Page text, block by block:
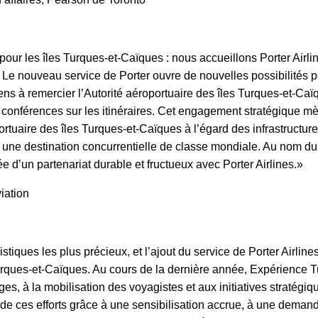
les îles Turques-et-Caïques : nous accueillons Porter
nouveau service de Porter ouvre de nouvelles possibilités
à remercier l’Autorité aéroportuaire des îles Turques-et-
sur les itinéraires. Cet engagement stratégique
des îles Turques-et-Caïques à l’égard des
destination concurrentielle de classe mondiale. Au nom
d’un partenariat durable et fructueux avec Porter Airlines.»
les plus précieux, et l’ajout du service de Porter
et-Caïques. Au cours de la dernière année, Expérience
à la mobilisation des voyagistes et aux initiatives
ces efforts grâce à une sensibilisation accrue, à une